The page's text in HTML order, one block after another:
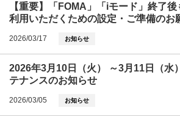
【重要】「FOMA」「iモード」終了
利用いただくための設定・ご準備のお
2026/03/17 お知らせ
2026年3月10日（火） ～3月11日（水
テナンスのお知らせ
2026/03/05 お知らせ